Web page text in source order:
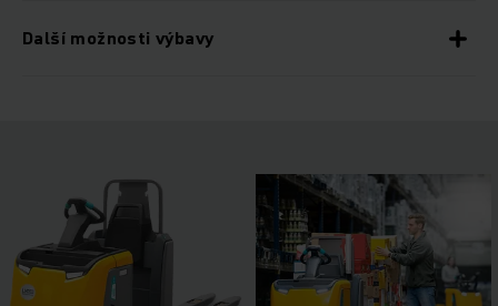
Další možnosti výbavy